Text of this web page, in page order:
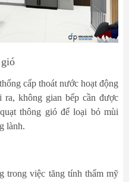
cấp thoát nước hoạt động
không gian bếp cần được
thông gió để loại bỏ mùi
lành.
trong việc tăng tính thẩm mỹ